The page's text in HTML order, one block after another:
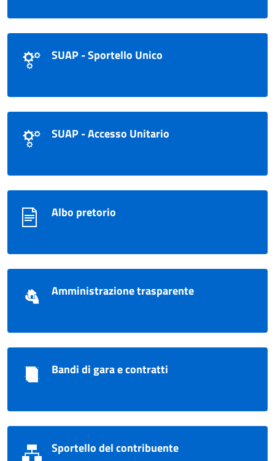
SUAP - Sportello Unico
SUAP - Accesso Unitario
Albo pretorio
Amministrazione trasparente
Bandi di gara e contratti
Sportello del contribuente